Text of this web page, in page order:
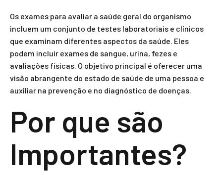
Os exames para avaliar a saúde geral do organismo
incluem um conjunto de testes laboratoriais e clínicos
que examinam diferentes aspectos da saúde. Eles
podem incluir exames de sangue, urina, fezes e
avaliações físicas. O objetivo principal é oferecer uma
visão abrangente do estado de saúde de uma pessoa e
auxiliar na prevenção e no diagnóstico de doenças.
Por que são
Importantes?